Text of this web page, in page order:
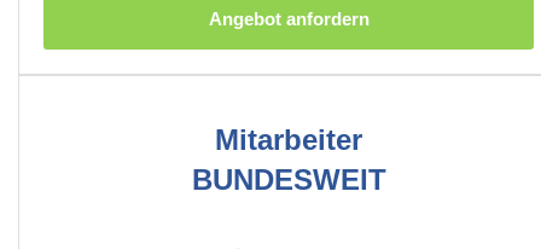
Angebot anfordern
Mitarbeiter
BUNDESWEIT